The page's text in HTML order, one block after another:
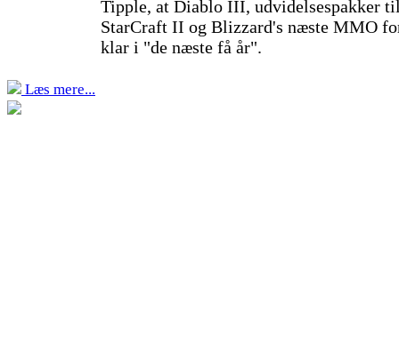
Tipple, at Diablo III, udvidelsespakker
StarCraft II og Blizzard's næste MMO
klar i "de næste få år".
Læs mere...